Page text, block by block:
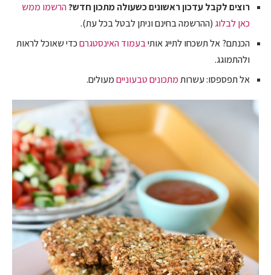
רוצים לקבל עדכון ראשונים כשעולה מתכון חדש?הרשמו ממש
כאן לבלוג(ההרשמה בחינם וניתן לבטל בכל עת).
הכנתם? אל תשכחו לתייג אותיבעמוד האינסטגרםכדי שאוכל לראות
ולהתמוגג.
אל תפספסו: עשרותמתכונים טבעונייםמעולים.